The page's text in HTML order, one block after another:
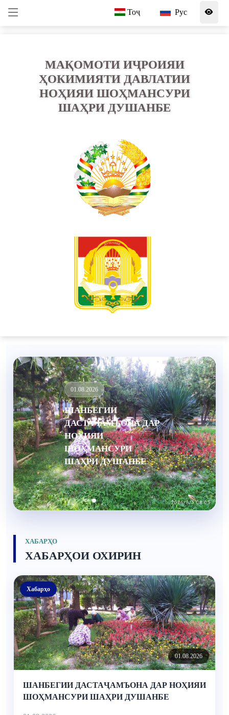
Тоҷ Рус
МАҚОМОТИ ИҶРОИЯИ
ҲОКИМИЯТИ ДАВЛАТИИ
НОҲИЯИ ШОҲМАНСУРИ
ШАҲРИ ДУШАНБЕ
31.07.2026
ШОҲМАНСУР —
ПЕШСАФИ МАОРИФИ
КИШВАР!
ХОНАНДАГОНИ
НОҲИЯИ
ШОҲМАНСУРИ
ШАҲРИ ДУШАНБЕ
МУАССИСАИ
ТАЪЛИМИРО БО
МЕДАЛИ ТИЛЛО ВА
АТТЕСТАТИ АЪЛО
ХАТМ НАМУДАНД
ХАБАРҲО
ХАБАРҲОИ ОХИРИН
Хабарҳо
01.08.2026
ШАНБЕГИИ ДАСТАҶАМЪОНА ДАР НОҲИЯИ
ШОҲМАНСУРИ ШАҲРИ ДУШАНБЕ